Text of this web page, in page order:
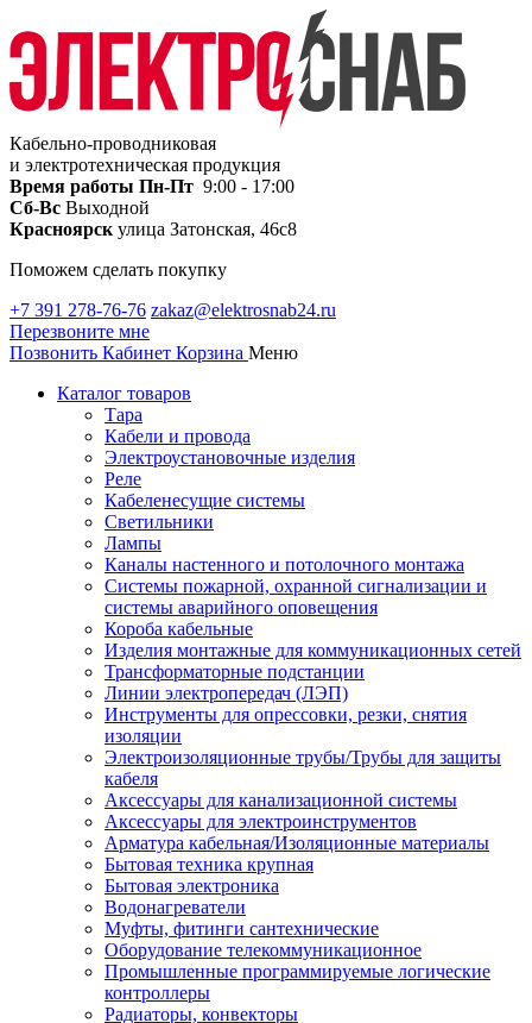
Кабельно-проводниковая
и электротехническая продукция
Время работы Пн-Пт 9:00 - 17:00
Сб-Вс Выходной
Красноярск улица Затонская, 46с8
Поможем сделать покупку
+7 391 278-76-76 zakaz@elektrosnab24.ru
Перезвоните мне
Позвонить Кабинет Корзина Меню
Каталог товаров
Тара
Кабели и провода
Электроустановочные изделия
Реле
Кабеленесущие системы
Светильники
Лампы
Каналы настенного и потолочного монтажа
Системы пожарной, охранной сигнализации и
системы аварийного оповещения
Короба кабельные
Изделия монтажные для коммуникационных сетей
Трансформаторные подстанции
Линии электропередач (ЛЭП)
Инструменты для опрессовки, резки, снятия
изоляции
Электроизоляционные трубы/Трубы для защиты
кабеля
Аксессуары для канализационной системы
Аксессуары для электроинструментов
Арматура кабельная/Изоляционные материалы
Бытовая техника крупная
Бытовая электроника
Водонагреватели
Муфты, фитинги сантехнические
Оборудование телекоммуникационное
Промышленные программируемые логические
контроллеры
Радиаторы, конвекторы